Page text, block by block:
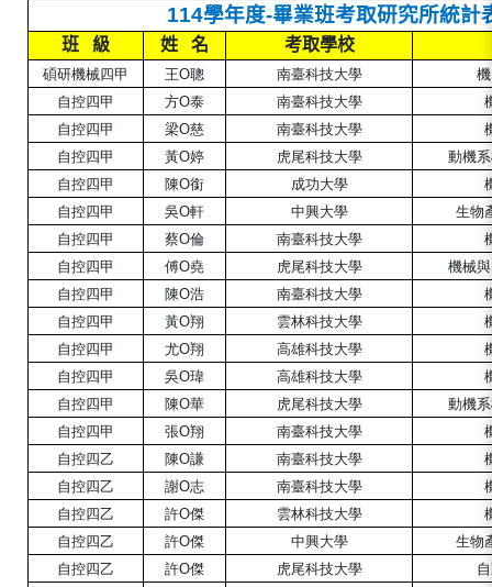
114學年度-畢業班考取研究所統計
班 級 姓 名 考取學校
碩研機械四甲 王O聰 南臺科技大學
自控四甲
方O泰 南臺科技大學
自控四甲 梁O慈 南臺科技大學
自控四甲 黃O婷 虎尾科技大學
動機
自控四甲 陳O銜 成功大學
自控四甲 吳O軒 中興大學
生物
自控四甲 蔡O倫 南臺科技大學
自控四甲 傅O堯 虎尾科技大學
機械
自控四甲 陳O浩 南臺科技大學
自控四甲 黃O翔 雲林科技大學
自控四甲 尤O翔 高雄科技大學
自控四甲 吳O瑋 高雄科技大學
自控四甲 陳O華 虎尾科技大學
動機
自控四甲 張O翔 南臺科技大學
自控四乙 陳O謙 南臺科技大學
自控四乙 謝O志 南臺科技大學
自控四乙 許O傑 雲林科技大學
自控四乙 許O傑 中興大學
生物
自控四乙 許O傑 虎尾科技大學